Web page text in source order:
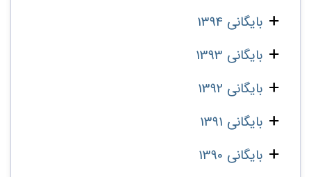
بایگانی 1394
بایگانی 1393
بایگانی 1392
بایگانی 1391
بایگانی 1390